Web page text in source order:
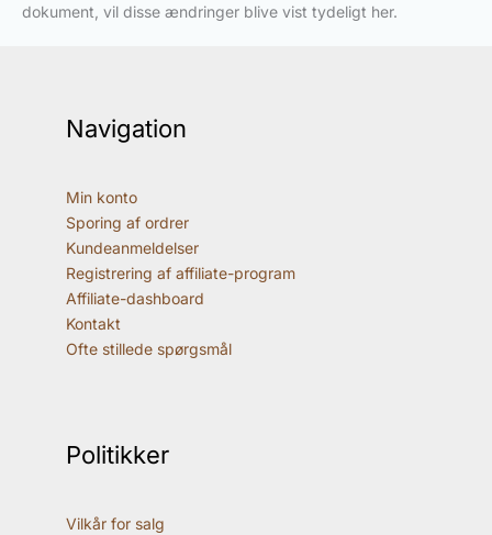
dokument, vil disse ændringer blive vist tydeligt her.
Navigation
Min konto
Sporing af ordrer
Kundeanmeldelser
Registrering af affiliate-program
Affiliate-dashboard
Kontakt
Ofte stillede spørgsmål
Politikker
Vilkår for salg